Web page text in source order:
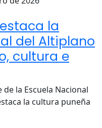
la
del Altiplano
cultura e
la Escuela Nacional
la cultura puneña